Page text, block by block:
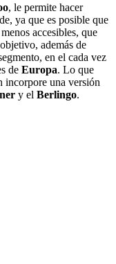
, le permite hacer
ya que es posible que
accesibles, que
además de
en el cada vez
de Europa. Lo que
incorpore una versión
y el Berlingo.